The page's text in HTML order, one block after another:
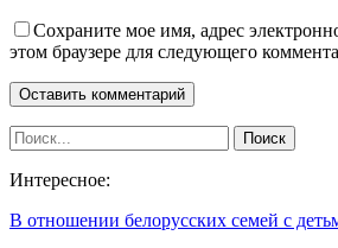
Сохраните мое имя, адрес
этом браузере для следующего
Интересное:
В отношении белорусских семей с